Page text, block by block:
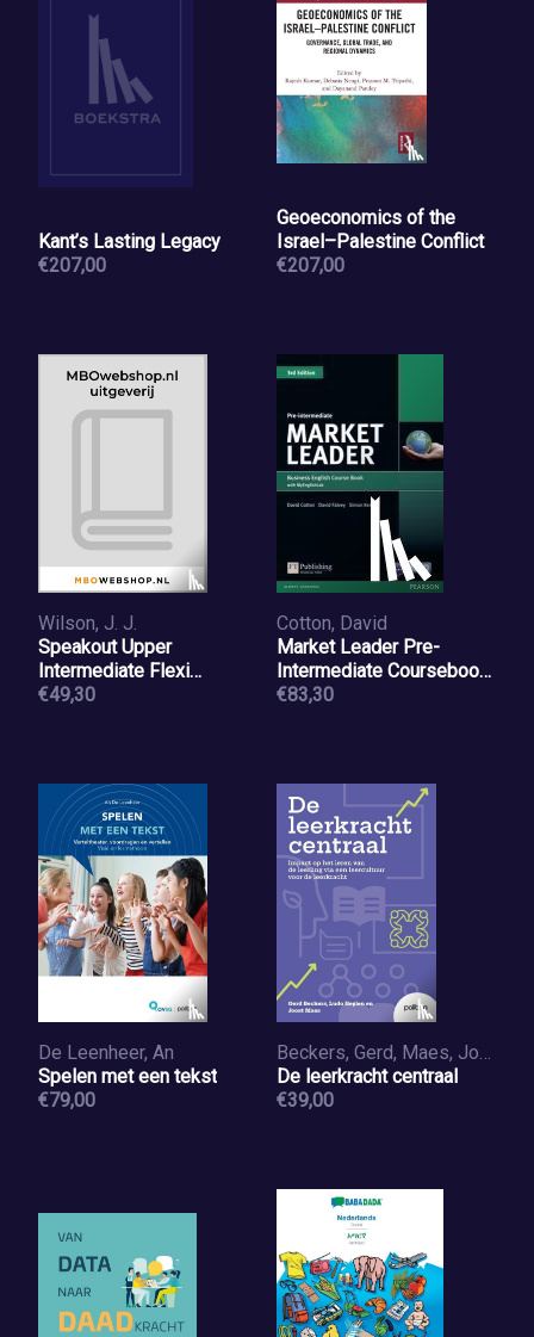
Kant’s Lasting Legacy
€207,00
Geoeconomics of the
Israel–Palestine Conflict
€207,00
Wilson, J. J.
Speakout Upper
Intermediate Flexi
Students' Book 1 with
€49,30
Cotton, David
Market Leader Pre-
Intermediate Coursebook
(with DVD-ROM incl.
€83,30
De Leenheer, An
Spelen met een tekst
€79,00
Beckers, Gerd, Maes, Joost, Heylen, Ludo
De leerkracht centraal
€39,00